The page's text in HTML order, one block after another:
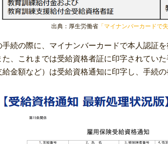
出典：厚生労働省「マイナンバーカードで
続の際に、マイナンバーカードで本人認証
た、これまでは受給資格者証に印字されてい
金額など）は受給資格通知に印字し、手続の